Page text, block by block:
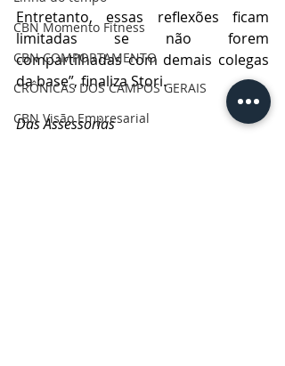
CBN Momento Fitness
CBN COMPORTAMENTO
CRÔNICAS DOS CAMPOS GERAIS
CBN Visão Empresarial
Entretanto, essas reflexões ficam
limitadas se não forem
compartilhadas com demais colegas
da base”, finaliza Stori.
Das Assessorias